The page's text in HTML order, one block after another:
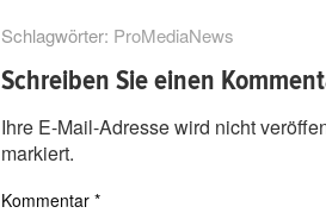
Schlagwörter: ProMediaNews
Schreiben Sie einen
Ihre E-Mail-Adresse wird nicht
markiert.
Kommentar *